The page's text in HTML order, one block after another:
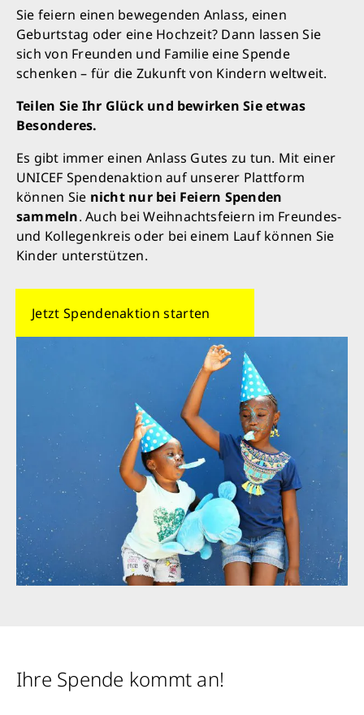
Sie feiern einen bewegenden Anlass, einen
Geburtstag oder eine Hochzeit? Dann lassen Sie
sich von Freunden und Familie eine Spende
schenken – für die Zukunft von Kindern weltweit.
Teilen Sie Ihr Glück und bewirken Sie etwas
Besonderes.
Es gibt immer einen Anlass Gutes zu tun. Mit einer
UNICEF Spendenaktion auf unserer Plattform
können Sie nicht nur bei Feiern Spenden
sammeln. Auch bei Weihnachtsfeiern im Freundes-
und Kollegenkreis oder bei einem Lauf können Sie
Kinder unterstützen.
Jetzt Spendenaktion starten
Ihre Spende kommt an!